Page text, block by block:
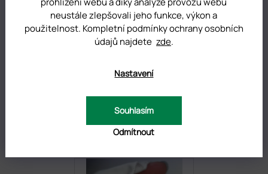
neustále zlepšovali jeho funkce, výkon a
použitelnost. Kompletní podmínky ochrany osobních
údajů najdete zde.
Nastavení
Odmítnout
Souhlasím